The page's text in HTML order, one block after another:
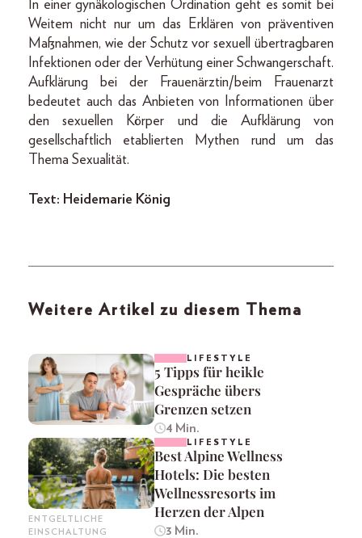
In einer gynäkologischen Ordination geht es somit bei
Weitem nicht nur um das Erklären von präventiven
Maßnahmen, wie der Schutz vor sexuell übertragbaren
Infektionen oder der Verhütung einer Schwangerschaft.
Aufklärung bei der Frauenärztin/beim Frauenarzt
bedeutet auch das Anbieten von Informationen über
den sexuellen Körper und die Aufklärung von
gesellschaftlich etablierten Mythen rund um das
Thema Sexualität.
Text: Heidemarie König
Weitere Artikel zu diesem Thema
LIFESTYLE
5 Tipps für heikle
Gespräche übers
Grenzen setzen
4 Min.
ENTGELTLICHE
EINSCHALTUNG
LIFESTYLE
Best Alpine Wellness
Hotels: Die besten
Wellnessresorts im
Herzen der Alpen
3 Min.